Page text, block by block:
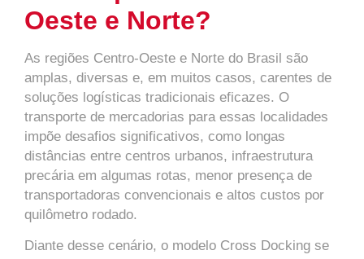
Oeste e Norte?
As regiões Centro-Oeste e Norte do Brasil são
amplas, diversas e, em muitos casos, carentes de
soluções logísticas tradicionais eficazes. O
transporte de mercadorias para essas localidades
impõe desafios significativos, como longas
distâncias entre centros urbanos, infraestrutura
precária em algumas rotas, menor presença de
transportadoras convencionais e altos custos por
quilômetro rodado.
Diante desse cenário, o modelo Cross Docking se